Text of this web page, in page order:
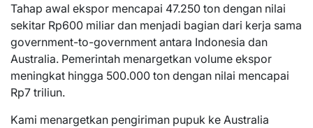
Tahap awal ekspor mencapai 47.250 ton dengan nilai
sekitar Rp600 miliar dan menjadi bagian dari kerja sama
government-to-government antara Indonesia dan
Australia. Pemerintah menargetkan volume ekspor
meningkat hingga 500.000 ton dengan nilai mencapai
Rp7 triliun.
Kami menargetkan pengiriman pupuk ke Australia